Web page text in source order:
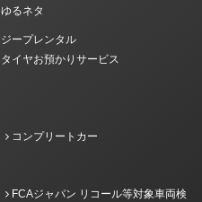
ゆるネタ
ジープレンタル
タイヤお預かりサービス
コンプリートカー
FCAジャパン リコール等対象車両検